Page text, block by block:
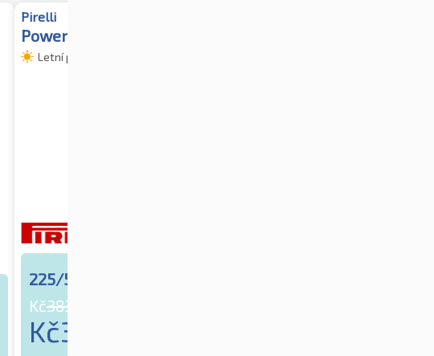
Pirelli
Powergy XL TL
Letní pneumatiky
225/50R17 98Y
Kč3833
Kč3757